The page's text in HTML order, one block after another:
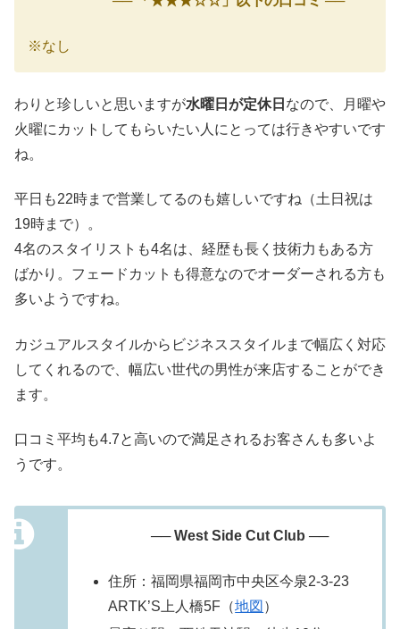
※なし
わりと珍しいと思いますが水曜日が定休日 なので、月曜や
火曜にカットしてもらいたい人にとっては行きやすいです
ね。
平日も22時まで営業してるのも嬉しいですね（土日祝は
19時まで）。
4名のスタイリストも4名は、経歴も長く技術力もある方
ばかり。フェードカットも得意なのでオーダーされる方も
多いようですね。
カジュアルスタイルからビジネススタイルまで幅広く対応
してくれるので、幅広い世代の男性が来店することができ
ます。
口コミ平均も4.7と高いので満足されるお客さんも多いよ
うです。
── West Side Cut Club ──
住所：福岡県福岡市中央区今泉2-3-23
ARTK’S上人橋5F（地図 ）